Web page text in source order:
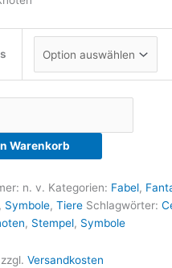
Warenkorb
n. v. Kategorien: Fabel,
, Symbole, Tiere Schlagwörter:
, Stempel, Symbole
zzgl. Versandkosten